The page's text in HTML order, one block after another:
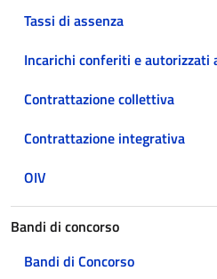
Tassi di assenza
Incarichi conferiti e autorizzati
Contrattazione collettiva
Contrattazione integrativa
OIV
Bandi di concorso
Bandi di Concorso